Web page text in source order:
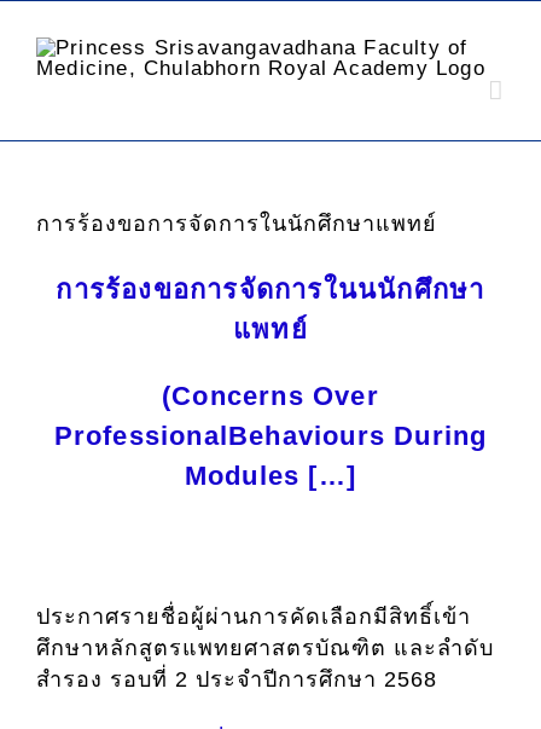
การร้องขอการจัดการในนักศึกษาแพทย์
การร้องขอการจัดการในนนักศึกษา
แพทย์
(Concerns Over
ProfessionalBehaviours During
Modules […]
ประกาศรายชื่อผู้ผ่านการคัดเลือกมีสิทธิ์เข้า
ศึกษาหลักสูตรแพทยศาสตรบัณฑิต และลำดับ
สำรอง รอบที่ 2 ประจำปีการศึกษา 2568